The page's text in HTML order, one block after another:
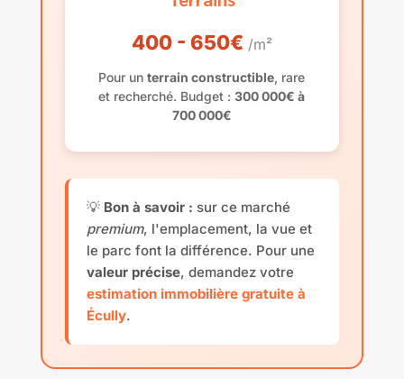
400 - 650€ /m²
Pour unterrain constructible, rare
et recherché. Budget :300 000€ à
700 000€
💡 Bon à savoir : sur ce marché
premium, l'emplacement, la vue et
le parc font la différence. Pour une
valeur précise, demandez votre
estimation immobilière gratuite à
Écully.